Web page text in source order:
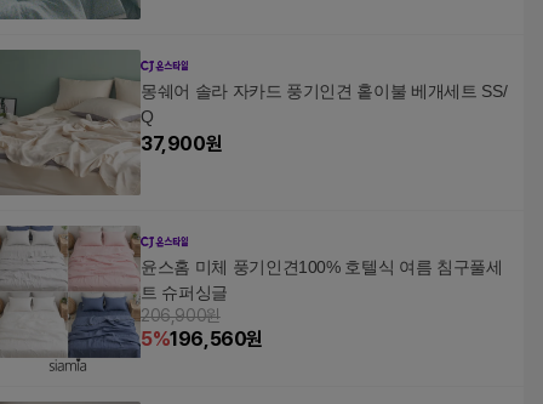
몽쉐어 솔라 자카드 풍기인견 홑이불 베개세트 SS/
Q
37,900원
윤스홈 미체 풍기인견100% 호텔식 여름 침구풀세
트 슈퍼싱글
206,900원
5%196,560원